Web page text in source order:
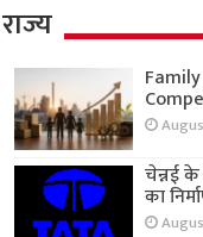
राज्य
चेन्नई के
का